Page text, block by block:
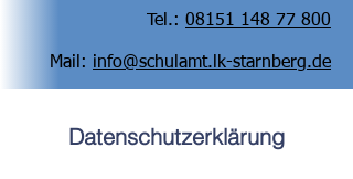
Tel.: 08151 148 77 800
Mail: info@schulamt.lk-starnberg.de
Datenschutzerklärung